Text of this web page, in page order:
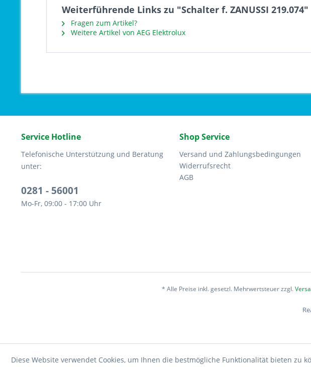
Weiterführende Links zu "Schalter f. ZANUSSI 219.074"
Fragen zum Artikel?
Weitere Artikel von AEG Elektrolux
Service Hotline
Telefonische Unterstützung und Beratung
unter:
0281 - 56001
Mo-Fr, 09:00 - 17:00 Uhr
Shop Service
Versand und Zahlungsbedingungen
Widerrufsrecht
AGB
* Alle Preise inkl. gesetzl. Mehrwertsteuer zzgl.
Diese Website verwendet Cookies, um Ihnen die bestmögliche Funktionalität bieten zu